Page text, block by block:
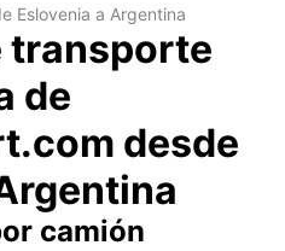
Eslovenia a Argentina
transporte
de
desde
camión